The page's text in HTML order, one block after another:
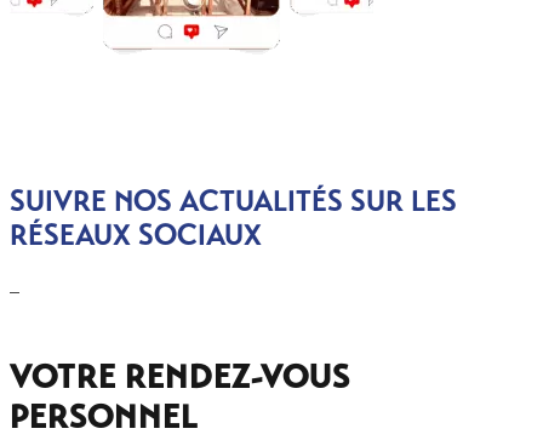
SUIVRE NOS ACTUALITÉS SUR LES
RÉSEAUX SOCIAUX
–
VOTRE RENDEZ-VOUS
PERSONNEL